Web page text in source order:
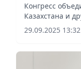
Конгресс
Казахстана и
сообщает
29.09.2025 13:32